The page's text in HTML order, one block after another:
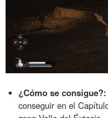
¿Cómo se consigue?:
conseguir en el